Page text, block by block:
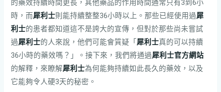
的藥效持續時間更長，其他藥品的作用時間通常只有3到6小
時，而犀利士則能持續整整36小時以上。那些已經使用過犀
利士的患者都知道這不是誇大的宣傳，但對於那些尚未嘗試
過犀利士的人來說，他們可能會質疑「 犀利士真的可以持續
36小時的藥效嗎？」。接下來，我們將通過犀利士官方網站
的解釋，來瞭解犀利士為何能夠持續如此長久的藥效，以及
它能夠令人硬3天的秘密。